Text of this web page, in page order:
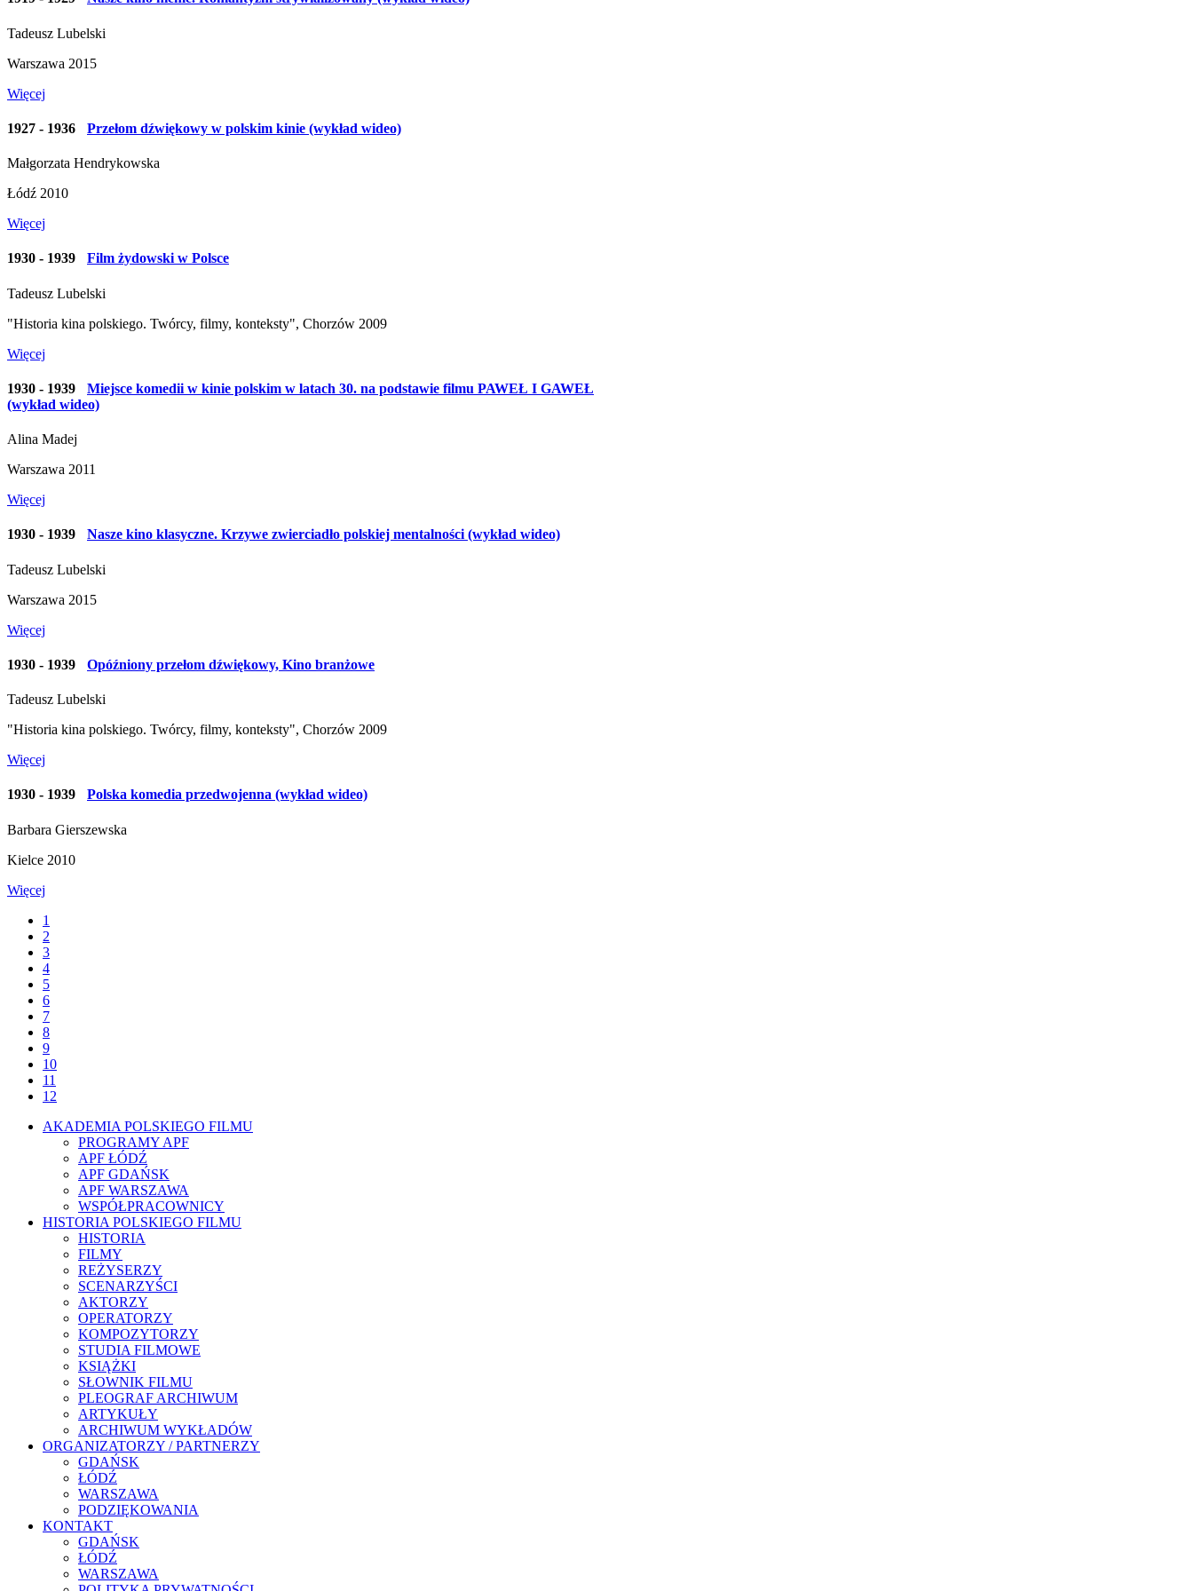
Tadeusz Lubelski
Warszawa 2015
Więcej
1927 - 1936 Przełom dźwiękowy w polskim kinie (wykład wideo)
Małgorzata Hendrykowska
Łódź 2010
Więcej
1930 - 1939 Film żydowski w Polsce
Tadeusz Lubelski
"Historia kina polskiego. Twórcy, filmy, konteksty", Chorzów 2009
Więcej
1930 - 1939
Miejsce komedii w kinie polskim w latach 30. na podstawie filmu PAWEŁ I GAWEŁ
(wykład wideo)
Alina Madej
Warszawa 2011
Więcej
1930 - 1939 Nasze kino klasyczne. Krzywe zwierciadło polskiej mentalności (wykład wideo)
Tadeusz Lubelski
Warszawa 2015
Więcej
1930 - 1939 Opóźniony przełom dźwiękowy, Kino branżowe
Tadeusz Lubelski
"Historia kina polskiego. Twórcy, filmy, konteksty", Chorzów 2009
Więcej
1930 - 1939 Polska komedia przedwojenna (wykład wideo)
Barbara Gierszewska
Kielce 2010
Więcej
1
2
3
4
5
6
7
8
9
10
11
12
AKADEMIA POLSKIEGO FILMU
PROGRAMY APF
APF ŁÓDŹ
APF GDAŃSK
APF WARSZAWA
WSPÓŁPRACOWNICY
HISTORIA POLSKIEGO FILMU
HISTORIA
FILMY
REŻYSERZY
SCENARZYŚCI
AKTORZY
OPERATORZY
KOMPOZYTORZY
STUDIA FILMOWE
KSIĄŻKI
SŁOWNIK FILMU
PLEOGRAF ARCHIWUM
ARTYKUŁY
ARCHIWUM WYKŁADÓW
ORGANIZATORZY / PARTNERZY
GDAŃSK
ŁÓDŹ
WARSZAWA
PODZIĘKOWANIA
KONTAKT
GDAŃSK
ŁÓDŹ
WARSZAWA